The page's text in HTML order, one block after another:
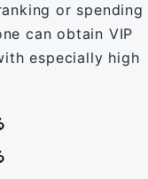
or spending
can obtain VIP
especially high